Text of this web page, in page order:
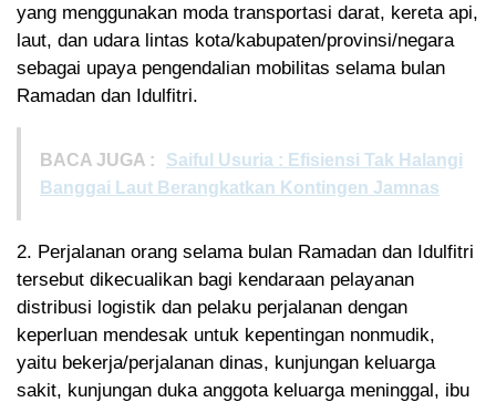
yang menggunakan moda transportasi darat, kereta api,
laut, dan udara lintas kota/kabupaten/provinsi/negara
sebagai upaya pengendalian mobilitas selama bulan
Ramadan dan Idulfitri.
BACA JUGA :
Saiful Usuria : Efisiensi Tak Halangi
Banggai Laut Berangkatkan Kontingen Jamnas
2. Perjalanan orang selama bulan Ramadan dan Idulfitri
tersebut dikecualikan bagi kendaraan pelayanan
distribusi logistik dan pelaku perjalanan dengan
keperluan mendesak untuk kepentingan nonmudik,
yaitu bekerja/perjalanan dinas, kunjungan keluarga
sakit, kunjungan duka anggota keluarga meninggal, ibu